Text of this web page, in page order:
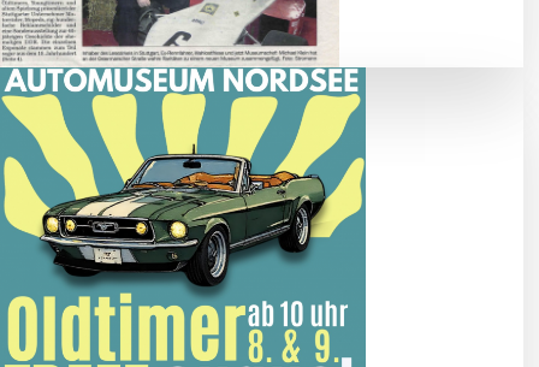
Navigation
Start
Über uns
Themenausstellungen
Presse
Kontakt
Bistro Boxengasse